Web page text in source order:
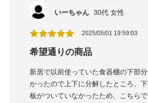
いーちゃん 30代 女性
2025/05/01 19:59:03
希望通りの商品
新居で以前使っていた食器棚の下部
かったので上下に分解したところ、
板がついていなかったため、こちら